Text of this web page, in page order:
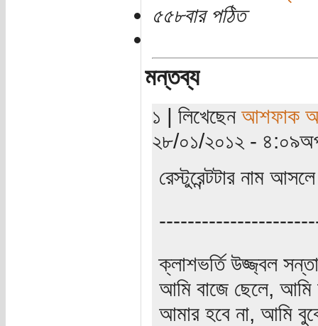
৫৫৮বার পঠিত
মন্তব্য
১ | লিখেছেন আশফাক
২৮/০১/২০১২ -
রেস্টুরেন্টটার নাম
ক্লাশভর্তি উজ্জ্বল
আমি বাজে ছেলে, আমি
আমার হবে না, আমি